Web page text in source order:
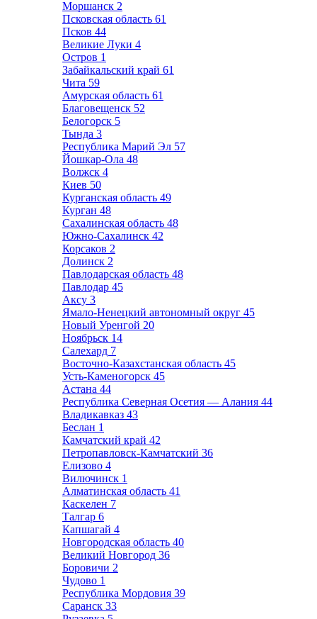
Моршанск 2
Псковская область 61
Псков 44
Великие Луки 4
Остров 1
Забайкальский край 61
Чита 59
Амурская область 61
Благовещенск 52
Белогорск 5
Тында 3
Республика Марий Эл 57
Йошкар-Ола 48
Волжск 4
Киев 50
Курганская область 49
Курган 48
Сахалинская область 48
Южно-Сахалинск 42
Корсаков 2
Долинск 2
Павлодарская область 48
Павлодар 45
Аксу 3
Ямало-Ненецкий автономный округ 45
Новый Уренгой 20
Ноябрьск 14
Салехард 7
Восточно-Казахстанская область 45
Усть-Каменогорск 45
Астана 44
Республика Северная Осетия — Алания 44
Владикавказ 43
Беслан 1
Камчатский край 42
Петропавловск-Камчатский 36
Елизово 4
Вилючинск 1
Алматинская область 41
Каскелен 7
Талгар 6
Капшагай 4
Новгородская область 40
Великий Новгород 36
Боровичи 2
Чудово 1
Республика Мордовия 39
Саранск 33